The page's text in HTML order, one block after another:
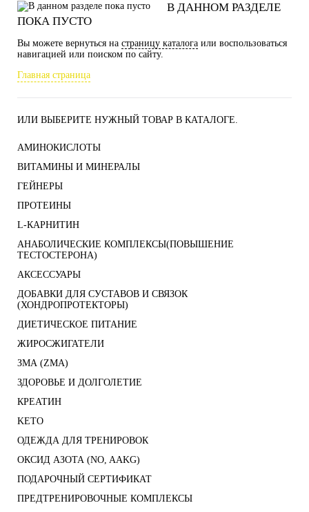
В ДАННОМ РАЗДЕЛЕ
ПОКА ПУСТО
Вы можете вернуться на страницу каталога или воспользоваться
навигацией или поиском по сайту.
Главная страница
ИЛИ ВЫБЕРИТЕ НУЖНЫЙ ТОВАР В КАТАЛОГЕ.
АМИНОКИСЛОТЫ
ВИТАМИНЫ И МИНЕРАЛЫ
ГЕЙНЕРЫ
ПРОТЕИНЫ
L-КАРНИТИН
АНАБОЛИЧЕСКИЕ КОМПЛЕКСЫ(ПОВЫШЕНИЕ
ТЕСТОСТЕРОНА)
АКСЕССУАРЫ
ДОБАВКИ ДЛЯ СУСТАВОВ И СВЯЗОК
(ХОНДРОПРОТЕКТОРЫ)
ДИЕТИЧЕСКОЕ ПИТАНИЕ
ЖИРОСЖИГАТЕЛИ
ЗМА (ZMA)
ЗДОРОВЬЕ И ДОЛГОЛЕТИЕ
КРЕАТИН
KETO
ОДЕЖДА ДЛЯ ТРЕНИРОВОК
ОКСИД АЗОТА (NO, AAKG)
ПОДАРОЧНЫЙ СЕРТИФИКАТ
ПРЕДТРЕНИРОВОЧНЫЕ КОМПЛЕКСЫ